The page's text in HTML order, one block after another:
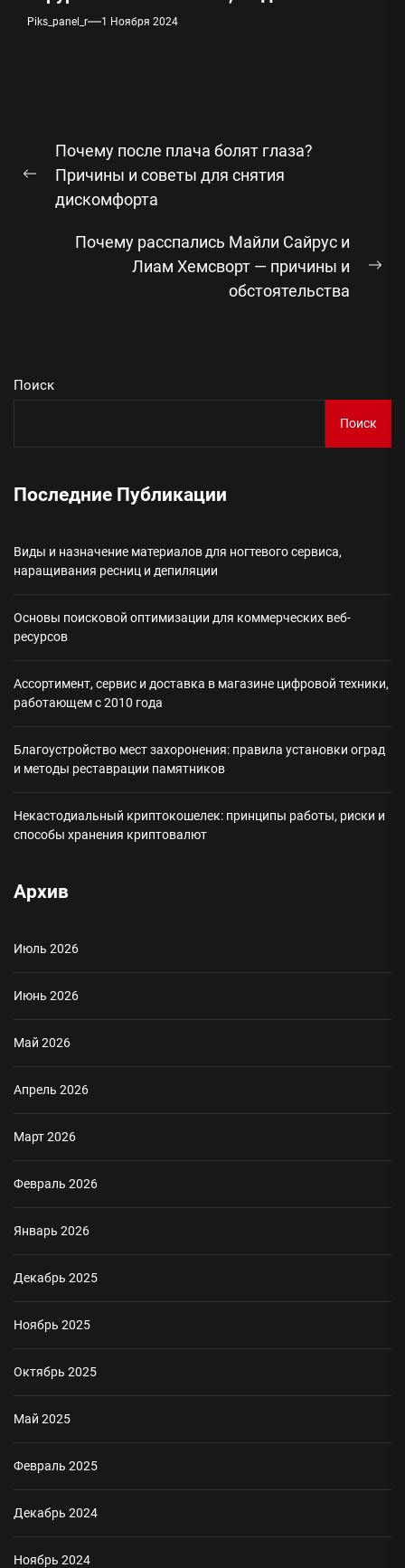
Piks_panel_r 1 Ноября 2024
по
записям
Предыдущая
запись:
Почему после плача болят глаза?
Причины и советы для снятия
дискомфорта
Почему расспались Майли Сайрус и
Лиам Хемсворт — причины и
обстоятельства
Поиск
Поиск
Последние Публикации
Виды и назначение материалов для ногтевого сервиса,
наращивания ресниц и депиляции
Основы поисковой оптимизации для коммерческих веб-
ресурсов
Ассортимент, сервис и доставка в магазине цифровой техники,
работающем с 2010 года
Благоустройство мест захоронения: правила установки оград
и методы реставрации памятников
Некастодиальный криптокошелек: принципы работы, риски и
способы хранения криптовалют
Архив
Июль 2026
Июнь 2026
Май 2026
Апрель 2026
Март 2026
Февраль 2026
Январь 2026
Декабрь 2025
Ноябрь 2025
Октябрь 2025
Май 2025
Февраль 2025
Декабрь 2024
Ноябрь 2024